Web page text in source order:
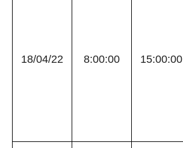
18/04/22 8:00:00 15:00:00